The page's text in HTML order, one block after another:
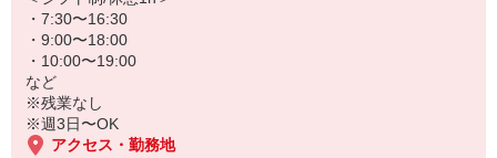
経験でも全く問題ありません◎
送迎範囲は基本的に近場のみ！
慣れない土地へ行くことも、高速道路に乗ることもありません♪
まずはお気軽にご応募ください！
・7:30〜16:30
・9:00〜18:00
・10:00〜19:00
など
※残業なし
※週3日〜OK
アクセス・勤務地